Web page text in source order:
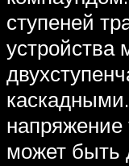
ступеней
устройства
может быть